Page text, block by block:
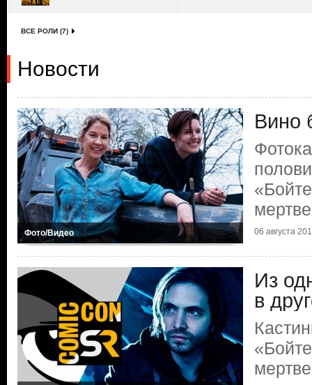
ВСЕ РОЛИ (7)
Новости
Фото/Видео
Вино
06 августа
Из
в